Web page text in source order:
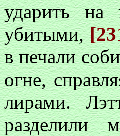
ударить
убитыми,
в печали
огне,
лирами.
разделили